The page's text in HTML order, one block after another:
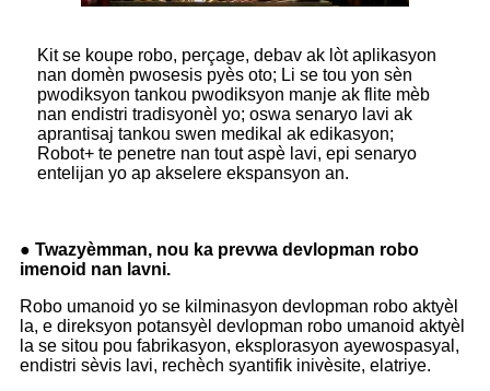
Kit se koupe robo, perçage, debav ak lòt aplikasyon
nan domèn pwosesis pyès oto; Li se tou yon sèn
pwodiksyon tankou pwodiksyon manje ak flite mèb
nan endistri tradisyonèl yo; oswa senaryo lavi ak
aprantisaj tankou swen medikal ak edikasyon;
Robot+ te penetre nan tout aspè lavi, epi senaryo
entelijan yo ap akselere ekspansyon an.
● Twazyèmman, nou ka prevwa devlopman robo
imenoid nan lavni.
Robo umanoid yo se kilminasyon devlopman robo aktyèl
la, e direksyon potansyèl devlopman robo umanoid aktyèl
la se sitou pou fabrikasyon, eksplorasyon ayewospasyal,
endistri sèvis lavi, rechèch syantifik inivèsite, elatriye.